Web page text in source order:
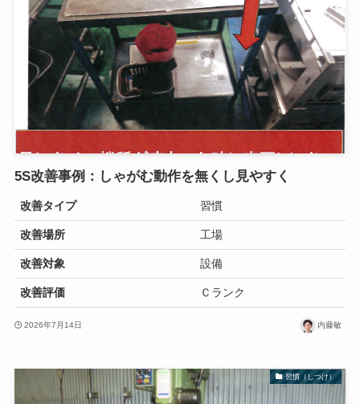
5S改善事例：しゃがむ動作を無くし見やすく
改善タイプ 習慣
改善場所 工場
改善対象 設備
改善評価 Ｃランク
2026年7月14日 内藤敏
習慣（しつけ）